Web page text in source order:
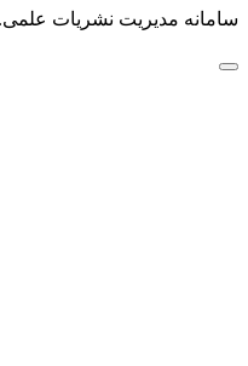
سامانه مدیریت نشریات علمی.